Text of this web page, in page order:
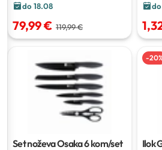
do 18.08
79,99 € 119,99 €
do
Set noževa Osaka6 kom/set
-20
Ilok